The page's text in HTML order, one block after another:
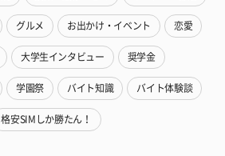
グルメ お出かけ・イベント 恋愛
大学生インタビュー 奨学金
学園祭 バイト知識 バイト体験談
格安SIMしか勝たん！